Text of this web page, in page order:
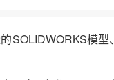
SOLIDWORKS模